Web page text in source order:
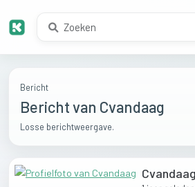
Bericht
Bericht van Cvandaag
Losse berichtweergave.
Cvandaag